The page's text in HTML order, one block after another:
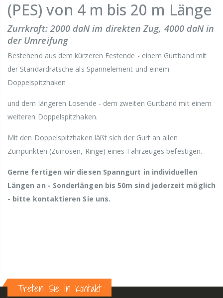
(PES) von 4 m bis 20 m Länge
Zurrkraft: 2000 daN im direkten Zug, 4000 daN in
der Umreifung
Bestehend aus dem kürzeren Festende - einem Gurtband mit
der Standardratsche als Spannelement und einem
Doppelspitzhaken
und dem längeren Losende - dem zweiten Gurtband mit einem
weiteren Doppelspitzhaken.
Mit den Doppelspitzhaken läßt sich der Gurt an allen
Zurrpunkten (Zurrösen, Ringe) eines Fahrzeuges befestigen.
Gerne fertigen wir diesen Spanngurt in individuellen
Längen an - Sonderlängen bis 50m sind jederzeit möglich
- bitte kontaktieren Sie uns.
Treten Sie in Kontakt